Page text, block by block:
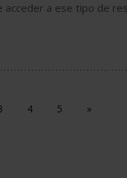
acceder a ese tipo de
4 5 »